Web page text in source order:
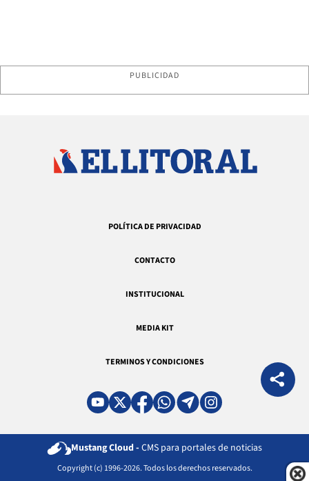
PUBLICIDAD
POLÍTICA DE PRIVACIDAD
CONTACTO
INSTITUCIONAL
MEDIA KIT
TERMINOS Y CONDICIONES
Mustang Cloud - CMS para portales de noticias
Copyright (c) 1996-2026. Todos los derechos reservados.